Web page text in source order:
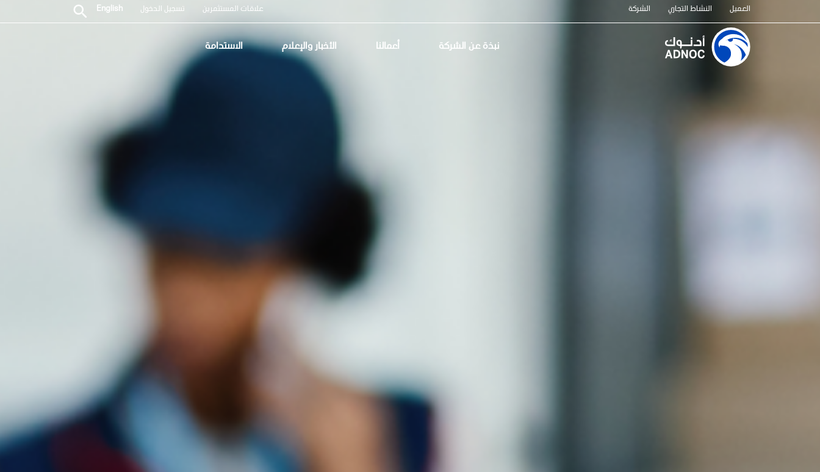
العميل النشاط التجاري الشركة علاقات المستثمرين تسجيل الدخول English
نبذة عن الشركة أعمالنا الأخبار والإعلام الاستدامة